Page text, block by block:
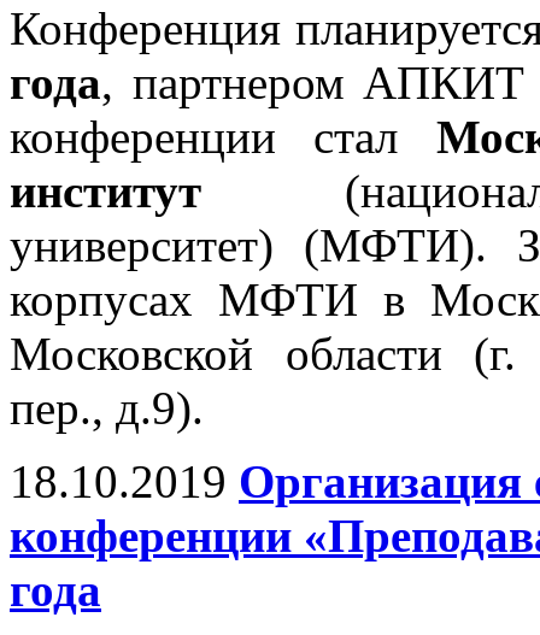
Конференция
года, партнером АПКИТ
конференции стал
институт
университет) (МФТИ).
корпусах МФТИ в
Московской области
пер., д.9).
18.10.2019 Организация
конференции
года